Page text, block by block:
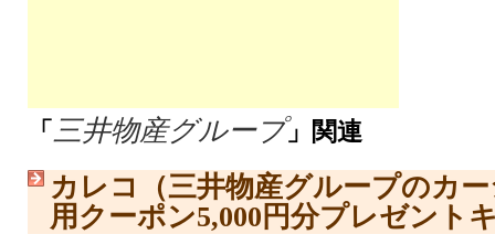
「 三井物産グループ」関連
カレコ（三井物産グループのカ
用クーポン5,000円分プレゼント